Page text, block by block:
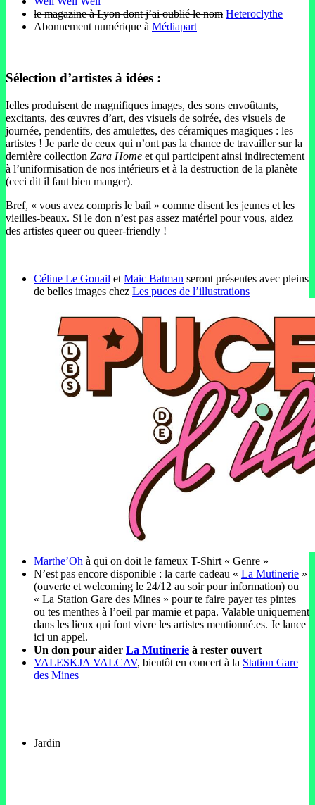
le magazine à Lyon dont j’ai oublié le nom Heteroclythe
Abonnement numérique à Médiapart
Sélection d’artistes à idées :
Ielles produisent de magnifiques images, des sons envoûtants,
excitants, des œuvres d’art, des visuels de soirée, des visuels de
journée, pendentifs, des amulettes, des céramiques magiques : les
artistes ! Je parle de ceux qui n’ont pas la chance de travailler sur la
dernière collection Zara Home et qui participent ainsi indirectement
à l’uniformisation de nos intérieurs et à la destruction de la planète
(ceci dit il faut bien manger).
Bref, « vous avez compris le bail » comme disent les jeunes et les
vieilles-beaux. Si le don n’est pas assez matériel pour vous, aidez
des artistes queer ou queer-friendly !
Céline Le Gouail et Maic Batman seront présentes avec pleins
de belles images chez Les puces de l’illustrations
Marthe’Oh à qui on doit le fameux T-Shirt « Genre »
N’est pas encore disponible : la carte cadeau « La Mutinerie »
(ouverte et welcoming le 24/12 au soir pour information) ou
« La Station Gare des Mines » pour te faire payer tes pintes
ou tes menthes à l’oeil par mamie et papa. Valable uniquement
dans les lieux qui font vivre les artistes mentionné.es. Je lance
ici un appel.
Un don pour aider La Mutinerie à rester ouvert
VALESKJA VALCAV, bientôt en concert à la Station Gare
des Mines
Jardin